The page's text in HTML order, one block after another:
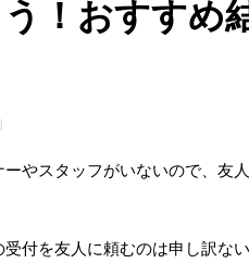
！おすすめ
やスタッフがいないので、友
付を友人に頼むのは申し訳な